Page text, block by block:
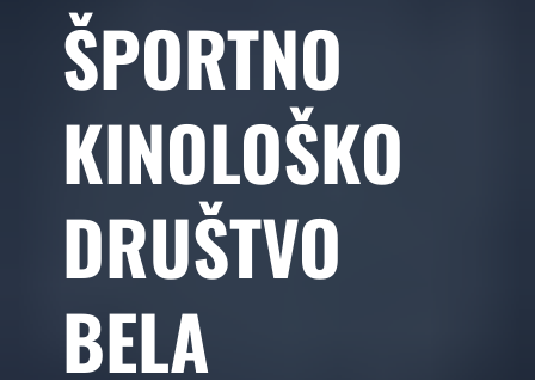
ŠPORTNO
KINOLOŠKO
DRUŠTVO
BELA